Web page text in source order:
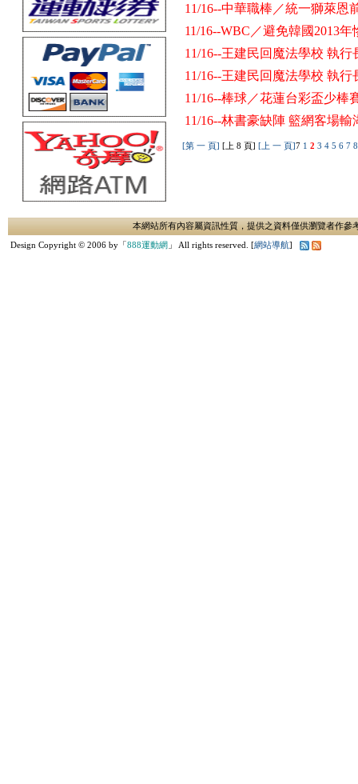
11/16--中華職棒／統一獅萊
11/16--WBC／避免韓國2013
11/16--王建民回魔法學校 執行
11/16--王建民回魔法學校 執行
11/16--棒球／花蓮台彩盃少
11/16--林書豪缺陣 籃網客場輸
[第 一 頁] [上 8 頁] [上 一 頁]7 1 2 3 4 5 6 7
本網站所有內容屬資訊性質，提供之資料僅供瀏覽者作
Design Copyright © 2006 by「888運動網 」 All rights reserved. [網站導航]